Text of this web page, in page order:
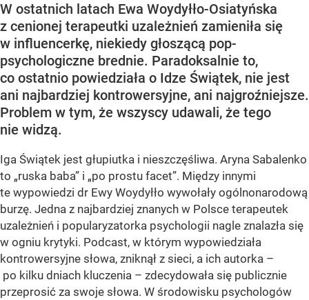
W ostatnich latach Ewa Woydyłło-Osiatyńska
z cenionej terapeutki uzależnień zamieniła się
w influencerkę, niekiedy głoszącą pop-
psychologiczne brednie. Paradoksalnie to,
co ostatnio powiedziała o Idze Świątek, nie jest
ani najbardziej kontrowersyjne, ani najgroźniejsze.
Problem w tym, że wszyscy udawali, że tego
nie widzą.
Iga Świątek jest głupiutka i nieszczęśliwa. Aryna Sabalenko
to „ruska baba” i „po prostu facet”. Między innymi
te wypowiedzi dr Ewy Woydyłło wywołały ogólnonarodową
burzę. Jedna z najbardziej znanych w Polsce terapeutek
uzależnień i popularyzatorka psychologii nagle znalazła się
w ogniu krytyki. Podcast, w którym wypowiedziała
kontrowersyjne słowa, zniknął z sieci, a ich autorka –
po kilku dniach kluczenia – zdecydowała się publicznie
przeprosić za swoje słowa. W środowisku psychologów